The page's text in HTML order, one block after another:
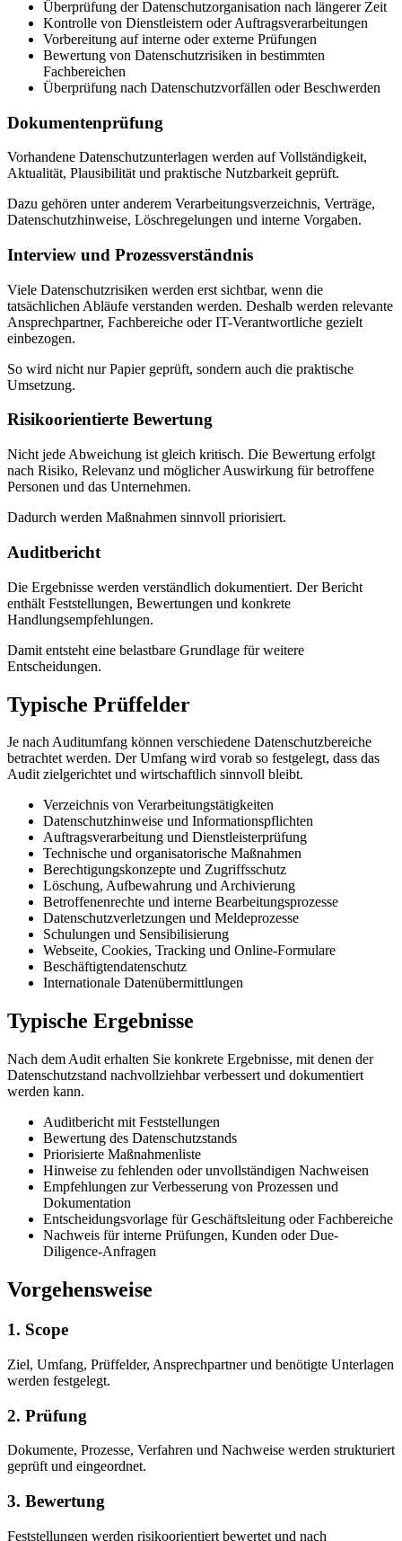
Überprüfung der Datenschutzorganisation nach längerer Zeit
Kontrolle von Dienstleistern oder Auftragsverarbeitungen
Vorbereitung auf interne oder externe Prüfungen
Bewertung von Datenschutzrisiken in bestimmten
Fachbereichen
Überprüfung nach Datenschutzvorfällen oder Beschwerden
Dokumentenprüfung
Vorhandene Datenschutzunterlagen werden auf Vollständigkeit,
Aktualität, Plausibilität und praktische Nutzbarkeit geprüft.
Dazu gehören unter anderem Verarbeitungsverzeichnis, Verträge,
Datenschutzhinweise, Löschregelungen und interne Vorgaben.
Interview und Prozessverständnis
Viele Datenschutzrisiken werden erst sichtbar, wenn die
tatsächlichen Abläufe verstanden werden. Deshalb werden relevante
Ansprechpartner, Fachbereiche oder IT-Verantwortliche gezielt
einbezogen.
So wird nicht nur Papier geprüft, sondern auch die praktische
Umsetzung.
Risikoorientierte Bewertung
Nicht jede Abweichung ist gleich kritisch. Die Bewertung erfolgt
nach Risiko, Relevanz und möglicher Auswirkung für betroffene
Personen und das Unternehmen.
Dadurch werden Maßnahmen sinnvoll priorisiert.
Auditbericht
Die Ergebnisse werden verständlich dokumentiert. Der Bericht
enthält Feststellungen, Bewertungen und konkrete
Handlungsempfehlungen.
Damit entsteht eine belastbare Grundlage für weitere
Entscheidungen.
Typische Prüffelder
Je nach Auditumfang können verschiedene Datenschutzbereiche
betrachtet werden. Der Umfang wird vorab so festgelegt, dass das
Audit zielgerichtet und wirtschaftlich sinnvoll bleibt.
Verzeichnis von Verarbeitungstätigkeiten
Datenschutzhinweise und Informationspflichten
Auftragsverarbeitung und Dienstleisterprüfung
Technische und organisatorische Maßnahmen
Berechtigungskonzepte und Zugriffsschutz
Löschung, Aufbewahrung und Archivierung
Betroffenenrechte und interne Bearbeitungsprozesse
Datenschutzverletzungen und Meldeprozesse
Schulungen und Sensibilisierung
Webseite, Cookies, Tracking und Online-Formulare
Beschäftigtendatenschutz
Internationale Datenübermittlungen
Typische Ergebnisse
Nach dem Audit erhalten Sie konkrete Ergebnisse, mit denen der
Datenschutzstand nachvollziehbar verbessert und dokumentiert
werden kann.
Auditbericht mit Feststellungen
Bewertung des Datenschutzstands
Priorisierte Maßnahmenliste
Hinweise zu fehlenden oder unvollständigen Nachweisen
Empfehlungen zur Verbesserung von Prozessen und
Dokumentation
Entscheidungsvorlage für Geschäftsleitung oder Fachbereiche
Nachweis für interne Prüfungen, Kunden oder Due-
Diligence-Anfragen
Vorgehensweise
1. Scope
Ziel, Umfang, Prüffelder, Ansprechpartner und benötigte Unterlagen
werden festgelegt.
2. Prüfung
Dokumente, Prozesse, Verfahren und Nachweise werden strukturiert
geprüft und eingeordnet.
3. Bewertung
Feststellungen werden risikoorientiert bewertet und nach